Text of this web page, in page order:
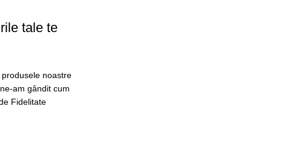
tale te
noastre
am gândit cum
Fidelitate